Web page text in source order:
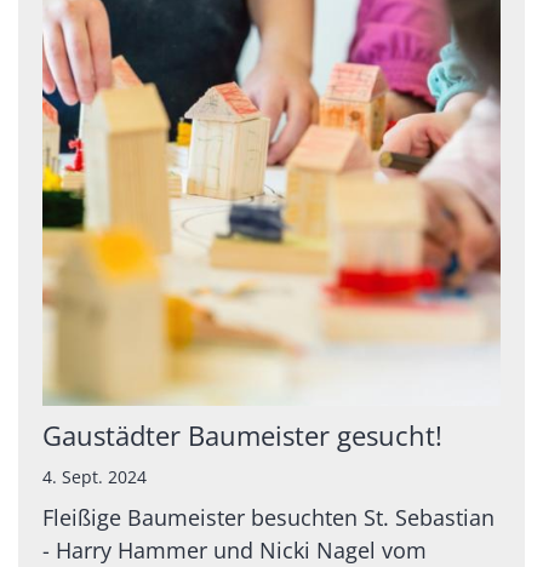
Gaustädter Baumeister gesucht!
4. Sept. 2024
Fleißige Baumeister besuchten St. Sebastian
- Harry Hammer und Nicki Nagel vom